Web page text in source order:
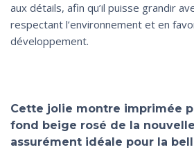
aux détails, afin qu’il puisse grandir
respectant l’environnement et en
développement.
Cette jolie montre imprimée
fond beige rosé de la
assurément idéale pour la